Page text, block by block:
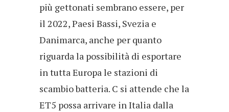
più gettonati sembrano essere, per
il 2022, Paesi Bassi, Svezia e
Danimarca, anche per quanto
riguarda la possibilità di esportare
in tutta Europa le stazioni di
scambio batteria. C si attende che la
ET5 possa arrivare in Italia dalla